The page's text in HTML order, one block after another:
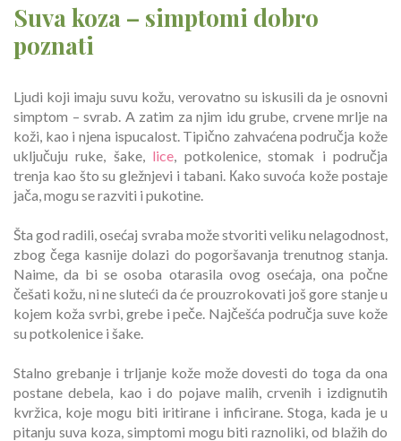
Suva koza – simptomi dobro
poznati
Ljudi koji imaju suvu kožu, verovatno su iskusili da je osnovni
simptom – svrab. A zatim za njim idu grube, crvene mrlje na
koži, kao i njena ispucalost. Tipično zahvaćena područja kože
uključuju ruke, šake, lice, potkolenice, stomak i područja
trenja kao što su gležnjevi i tabani. Кako suvoća kože postaje
jača, mogu se razviti i pukotine.
Šta god radili, osećaj svraba može stvoriti veliku nelagodnost,
zbog čega kasnije dolazi do pogoršavanja trenutnog stanja.
Naime, da bi se osoba otarasila ovog osećaja, ona počne
češati kožu, ni ne sluteći da će prouzrokovati još gore stanje u
kojem koža svrbi, grebe i peče. Najčešća područja suve kože
su potkolenice i šake.
Stalno grebanje i trljanje kože može dovesti do toga da ona
postane debela, kao i do pojave malih, crvenih i izdignutih
kvržica, koje mogu biti iritirane i inficirane. Stoga, kada je u
pitanju suva koza, simptomi mogu biti raznoliki, od blažih do